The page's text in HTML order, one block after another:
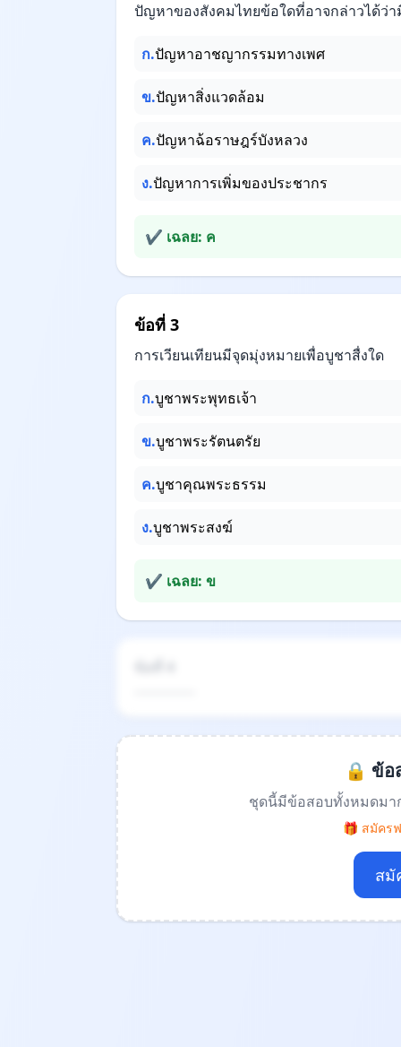
ปัญหาของสังคมไทยข้อใดที่อาจกล่าวได้ว่
ก.ปัญหาอาชญากรรมทางเพศ
ข.ปัญหาสิ่งแวดล้อม
ค.ปัญหาฉ้อราษฎร์บังหลวง
ง.ปัญหาการเพิ่มของประชากร
✔ เฉลย: ค
ข้อที่ 3
การเวียนเทียนมีจุดมุ่งหมายเพื่อบูชาสื่งใด
ก.บูชาพระพุทธเจ้า
ข.บูชาพระรัตนตรัย
ค.บูชาคุณพระธรรม
ง.บูชาพระสงฆ์
✔ เฉลย: ข
🔒 ข้อ
ชุดนี้มีข้อสอบทั้งหมดมา
🎁 สมัคร
สมั